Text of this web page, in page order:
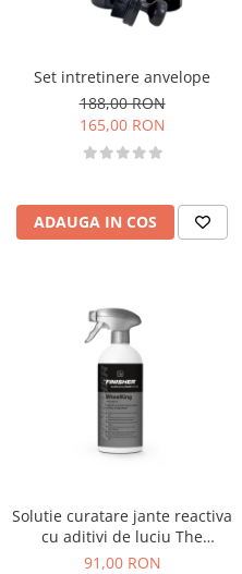
DETAILING RAPID EXTERIOR
Accesorii detailing rapid
ACCESORII EXTERIOR
CONSUMABILE AUTO
Set intretinere anvelope
188,00 RON
165,00 RON
ADAUGA IN COS
Solutie curatare jante reactiva
cu aditivi de luciu The
FINISHER WheelKing, 500ml
91,00 RON